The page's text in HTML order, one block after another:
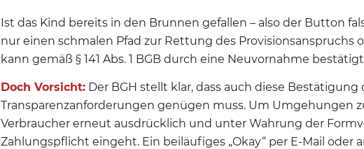
Ist das Kind bereits in den Brunnen gefallen – also der Button
nur einen schmalen Pfad zur Rettung des Provisionsanspruchs
kann gemäß § 141 Abs. 1 BGB durch eine Neuvornahme
Doch Vorsicht:Der BGH stellt klar, dass auch diese Bestätigung
Transparenzanforderungen genügen muss. Um Umgehungen
Verbraucher erneut ausdrücklich und unter Wahrung der
Zahlungspflicht eingeht. Ein beiläufiges „Okay“ per E-Mail oder